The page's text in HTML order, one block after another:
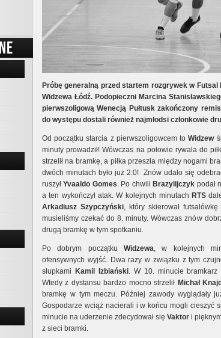
Próbę generalną przed startem rozgrywek w
Widzewa Łódź. Podopieczni Marcina
pierwszoligową Wenecją Pułtusk zakończony
do występu dostali również najmłodsi członkowie
Od początku starcia z pierwszoligowcem toWidzew
minuty prowadził! Wówczas na połowie rywala do
strzelił na bramkę, a piłka przeszła między nogami
dwóch minutach było już 2:0! Znów udało się
ruszyłYvaaldo Gomes. Po chwili Brazylijczyk podał
a ten wykończył atak. W kolejnych minutach RTS
Arkadiusz Szypczyński, który skierował
musieliśmy czekać do 8. minuty. Wówczas znów
drugą bramkę w tym spotkaniu.
Po dobrym początku Widzewa, w kolejnych
ofensywnych wyjść. Dwa razy w związku z tym
słupkami
Kamil Izbiański. W 10. minucie bramkarz
Wtedy z dystansu bardzo mocno strzelił Michał
bramkę w tym meczu. Później zawody wyglądały
Gospodarze wciąż nacierali i w końcu mogli cieszyć
minucie na uderzenie zdecydował się Vaktor i
z sieci bramki.